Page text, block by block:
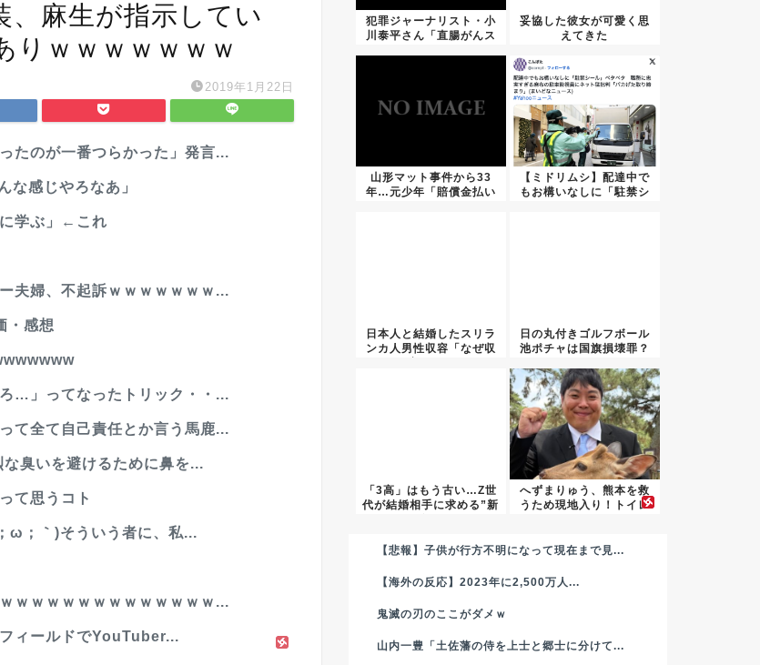
、麻生が指示してい
りｗｗｗｗｗｗｗ
2019年1月22日
たのが一番つらかった」発言...
な感じやろなあ」
学ぶ」←これ
夫婦、不起訴ｗｗｗｗｗｗｗ...
・感想
…」ってなったトリック・・...
て全て自己責任とか言う馬鹿...
臭いを避けるために鼻を...
て思うコト
ω；｀)そういう者に、私...
ｗｗｗｗｗｗｗｗｗｗｗｗｗ...
ィールドでYouTuber...
犯罪ジャーナリスト・小
川泰平さん「直腸がんス
妥協した彼女が可愛く思
えてきた
山形マット事件から33
年…元少年「賠償金払い
【ミドリムシ】配達中で
もお構いなしに「駐禁シ
日本人と結婚したスリラ
ンカ人男性収容「なぜ収
日の丸付きゴルフボール
池ポチャは国旗損壊罪？
「3高」はもう古い…Z世
代が結婚相手に求める”新
へずまりゅう、熊本を救
うため現地入り！トイレ
【悲報】子供が行方不明になって現在まで見...
【海外の反応】2023年に2,500万人...
鬼滅の刃のここがダメｗ
山内一豊「土佐藩の侍を上士と郷士に分けて...